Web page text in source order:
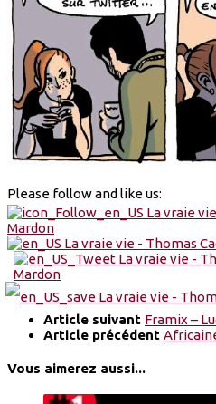
Please follow and like us:
Article suivant Framix –
Article précédent
Vous aimerez aussi...